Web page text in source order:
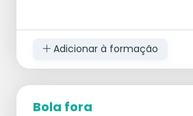
Adicionar à formação
Bola fora